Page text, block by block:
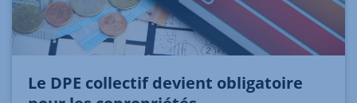
Le DPE collectif devient obligatoire